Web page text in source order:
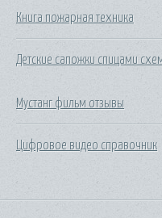
Книга пожарная техника
Детские сапожки спицами
Мустанг фильм отзывы
Цифровое видео справочник